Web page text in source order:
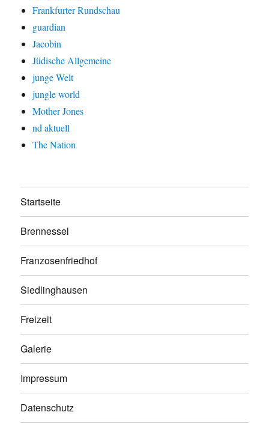
Frankfurter Rundschau
guardian
Jacobin
Jüdische Allgemeine
junge Welt
jungle world
Mother Jones
nd aktuell
The Nation
Startseite
Brennessel
Franzosenfriedhof
Siedlinghausen
Freizeit
Galerie
Impressum
Datenschutz